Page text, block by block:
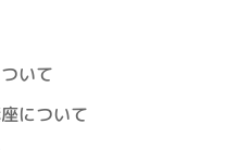
いて
について